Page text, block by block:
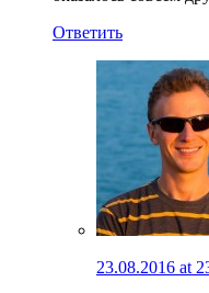
Ответить
23.08.2016 at